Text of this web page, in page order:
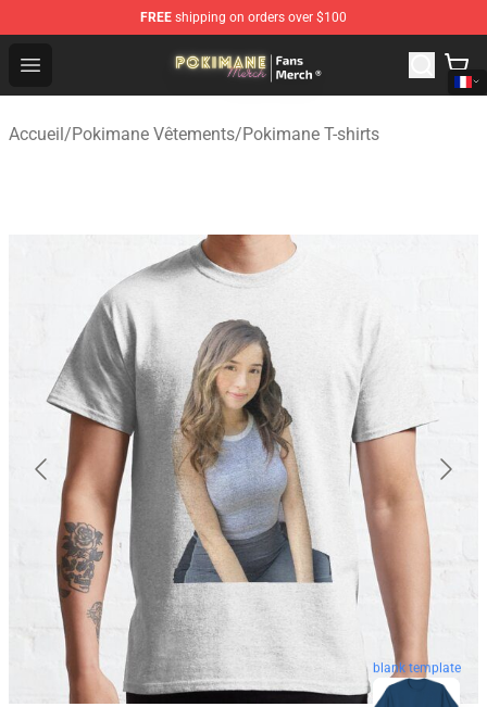
FREE shipping on orders over $100
Open menu
Pokimane Store - Official Pokimane Merchandise Shop
Accueil/Pokimane Vêtements/Pokimane T-shirts
blank template